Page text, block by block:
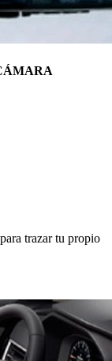
trazar tu propio